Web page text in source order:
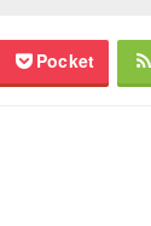
Pocket